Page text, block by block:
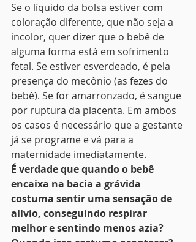
Se o líquido da bolsa estiver com
coloração diferente, que não seja a
incolor, quer dizer que o bebê de
alguma forma está em sofrimento
fetal. Se estiver esverdeado, é pela
presença do mecônio (as fezes do
bebê). Se for amarronzado, é sangue
por ruptura da placenta. Em ambos
os casos é necessário que a gestante
já se programe e vá para a
maternidade imediatamente.
É verdade que quando o bebê
encaixa na bacia a grávida
costuma sentir uma sensação de
alívio, conseguindo respirar
melhor e sentindo menos azia?